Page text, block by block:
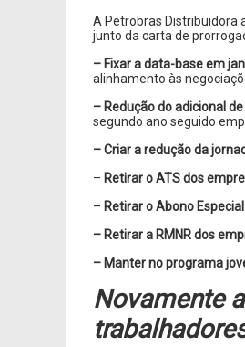
A Petrobras Distribuidora
junto da carta de
– Fixar a data-base em
alinhamento às
– Redução do adicional
segundo ano seguido
– Criar a redução da
– Retirar o ATS dos
– Retirar o Abono
– Retirar a RMNR dos
– Manter no programa
Novamente